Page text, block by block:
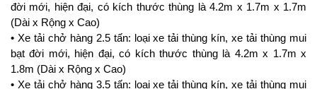
đời mới, hiện đại, có kích thước thùng là 4.2m x 1.7m x 1.7m
(Dài x Rộng x Cao)
• Xe tải chở hàng 2.5 tấn: loại xe tải thùng kín, xe tải thùng mui
bạt đời mới, hiện đại, có kích thước thùng là 4.2m x 1.7m x
1.8m (Dài x Rộng x Cao)
• Xe tải chở hàng 3.5 tấn: loại xe tải thùng kín, xe tải thùng mui